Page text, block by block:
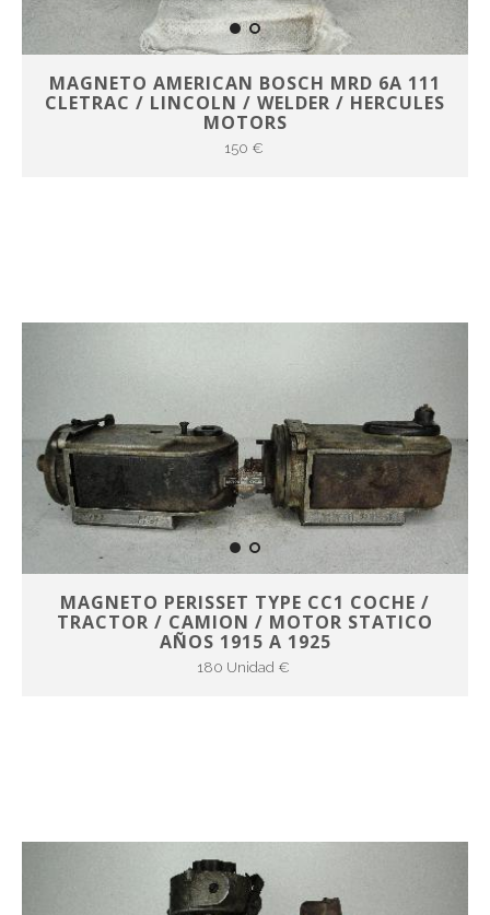
MAGNETO AMERICAN BOSCH MRD 6A 111
CLETRAC / LINCOLN / WELDER / HERCULES
MOTORS
150 €
MAGNETO PERISSET TYPE CC1 COCHE /
TRACTOR / CAMION / MOTOR STATICO
AÑOS 1915 A 1925
180 Unidad €